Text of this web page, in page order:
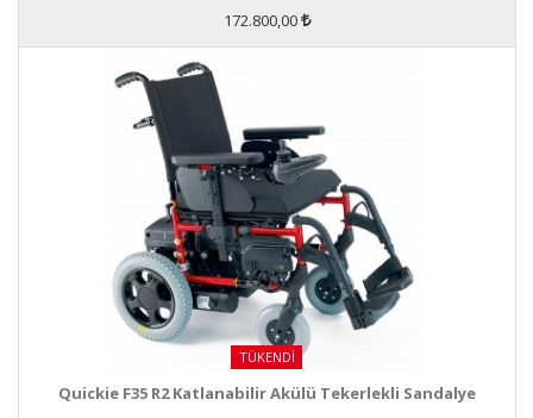
172.800,00
TÜKENDI
Quickie F35 R2 Katlanabilir Akülü Tekerlekli Sandalye